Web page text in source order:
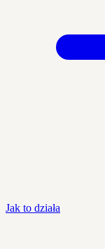
Jak to działa